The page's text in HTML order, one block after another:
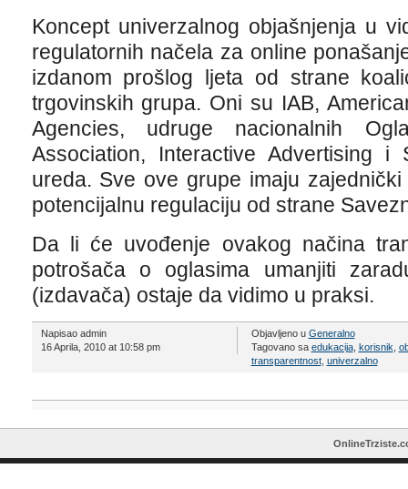
Koncept univerzalnog objašnjenja u
regulatornih načela za online
izdanom prošlog ljeta od strane
trgovinskih grupa. Oni su IAB,
Agencies, udruge nacionalnih
Association, Interactive Advertising
ureda. Sve ove grupe imaju
potencijalnu regulaciju od strane
Da li će uvođenje ovakog načina
potrošača o oglasima umanjiti
(izdavača) ostaje da vidimo u praksi.
Napisao admin
16 Aprila, 2010 at 10:58 pm
Objavljeno u Generalno
Tagovano sa edukacija, korisnik
transparentnost, univerzalno